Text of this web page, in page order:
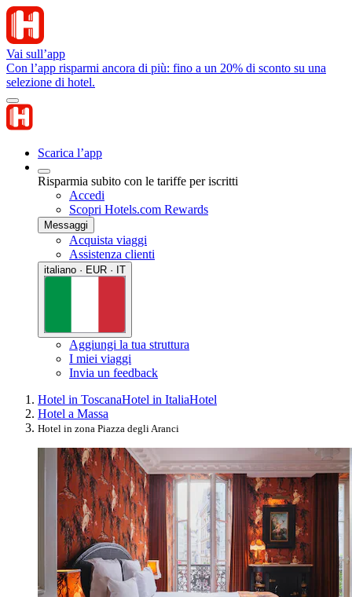
Vai sull’app
Con l’app risparmi ancora di più: fino a un 20% di sconto su una
selezione di hotel.
Scarica l’app
Risparmia subito con le tariffe per iscritti
Accedi
Scopri Hotels.com Rewards
Messaggi
Acquista viaggi
Assistenza clienti
italiano · EUR · IT
Aggiungi la tua struttura
I miei viaggi
Invia un feedback
Hotel in ToscanaHotel in ItaliaHotel
Hotel a Massa
Hotel in zona Piazza degli Aranci